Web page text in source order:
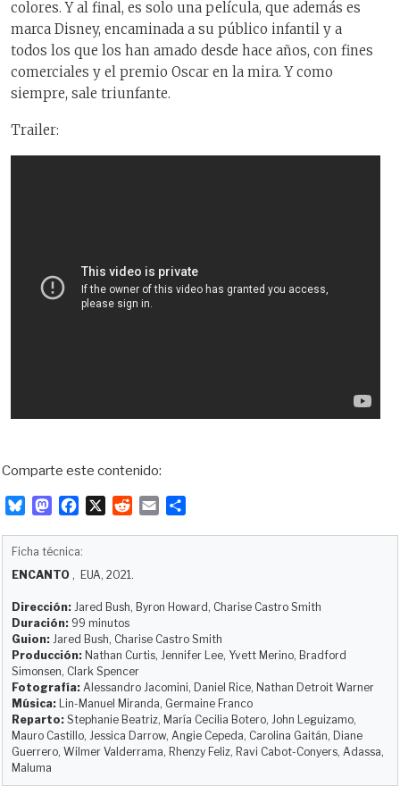
colores. Y al final, es solo una película, que además es
marca Disney, encaminada a su público infantil y a
todos los que los han amado desde hace años, con fines
comerciales y el premio Oscar en la mira. Y como
siempre, sale triunfante.
Trailer:
Comparte este contenido:
u
s
k
y
M
o
d
o
n
b
o
o
k
X
i
t
r
i
r
Ficha técnica:
ENCANTO , EUA, 2021.
Dirección: Jared Bush, Byron Howard, Charise Castro Smith
Duración: 99 minutos
Guion: Jared Bush, Charise Castro Smith
Producción: Nathan Curtis, Jennifer Lee, Yvett Merino, Bradford
Simonsen, Clark Spencer
Fotografía: Alessandro Jacomini, Daniel Rice, Nathan Detroit Warner
Música: Lin-Manuel Miranda, Germaine Franco
Reparto: Stephanie Beatriz, María Cecilia Botero, John Leguizamo,
Mauro Castillo, Jessica Darrow, Angie Cepeda, Carolina Gaitán, Diane
Guerrero, Wilmer Valderrama, Rhenzy Feliz, Ravi Cabot-Conyers, Adassa,
Maluma